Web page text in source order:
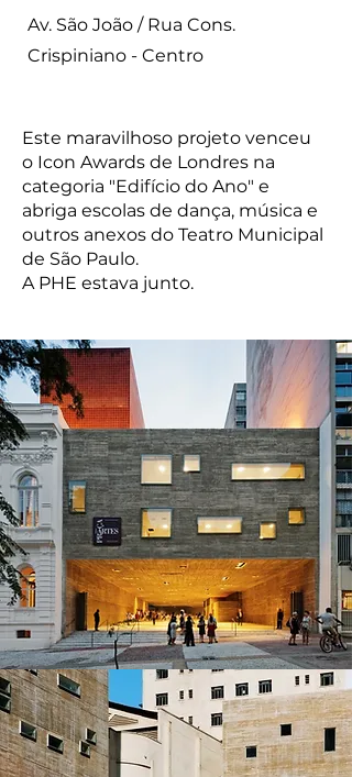
Av. São João / Rua Cons.
Crispiniano - Centro
Este maravilhoso projeto venceu
o Icon Awards de Londres na
categoria "Edifício do Ano" e
abriga escolas de dança, música e
outros anexos do Teatro Municipal
de São Paulo.
A PHE estava junto.